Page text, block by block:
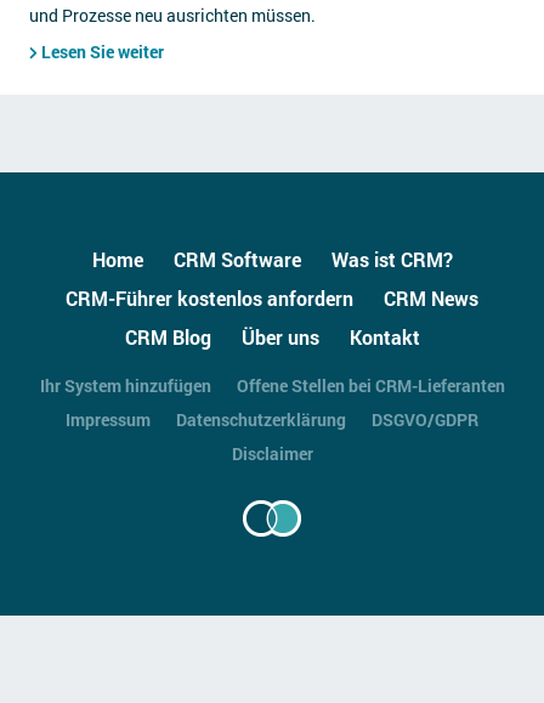
und Prozesse neu ausrichten müssen.
Lesen Sie weiter
Home CRM Software
Was ist CRM?
CRM-Führer kostenlos anfordern
CRM News
CRM Blog
Über uns Kontakt
Ihr System hinzufügen
Offene Stellen bei CRM-Lieferanten
Impressum
Datenschutzerklärung
DSGVO/GDPR
Disclaimer